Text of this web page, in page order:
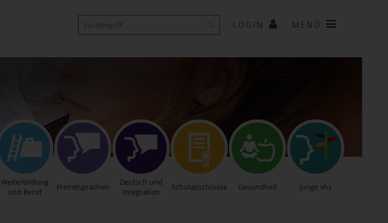
LOGIN MENÜ
Weiterbildung
und Beruf
Fremdsprachen
Deutsch und
Integration
Schulabschlüsse Gesundheit junge vhs